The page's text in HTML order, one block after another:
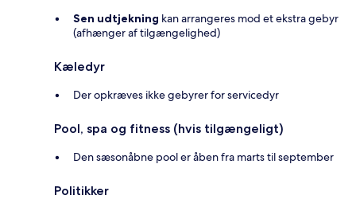
Sen udtjekning kan arrangeres mod et ekstra gebyr
(afhænger af tilgængelighed)
Kæledyr
Der opkræves ikke gebyrer for servicedyr
Pool, spa og fitness (hvis tilgængeligt)
Den sæsonåbne pool er åben fra marts til september
Politikker